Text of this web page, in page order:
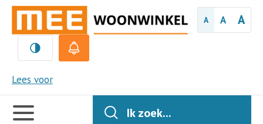
A A A
Lees voor
MEE
Handige
links
Ik zoek...